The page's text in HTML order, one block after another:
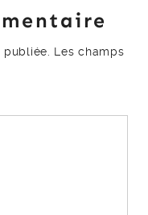
publiée. Les champs